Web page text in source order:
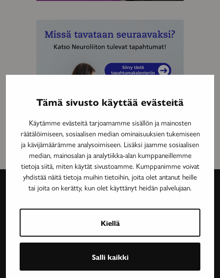
Tämä sivusto käyttää evästeitä
Käytämme evästeitä tarjoamamme sisällön ja mainosten
räätälöimiseen, sosiaalisen median ominaisuuksien tukemiseen
ja kävijämäärämme analysoimiseen. Lisäksi jaamme sosiaalisen
median, mainosalan ja analytiikka-alan kumppaneillemme
tietoja siitä, miten käytät sivustoamme. Kumppanimme voivat
yhdistää näitä tietoja muihin tietoihin, joita olet antanut heille
tai joita on kerätty, kun olet käyttänyt heidän palvelujaan.
Kiellä
Salli kaikki
Avain-
Neurologinen aikakauslehti Avain tarjoaa luotettavaa
ja asiantuntevaa tietoa MS-taudin, neurologisten
harvinaissairauksien ja essentiaalisen vapinan